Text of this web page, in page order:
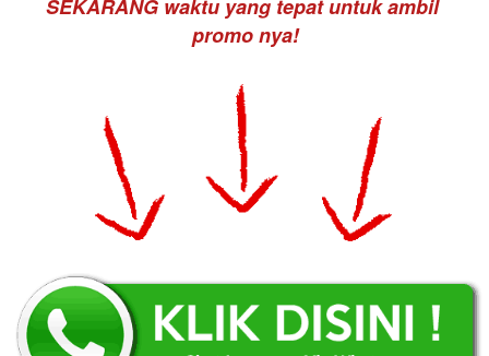
SEKARANG waktu yang tepat untuk ambil
promo nya!